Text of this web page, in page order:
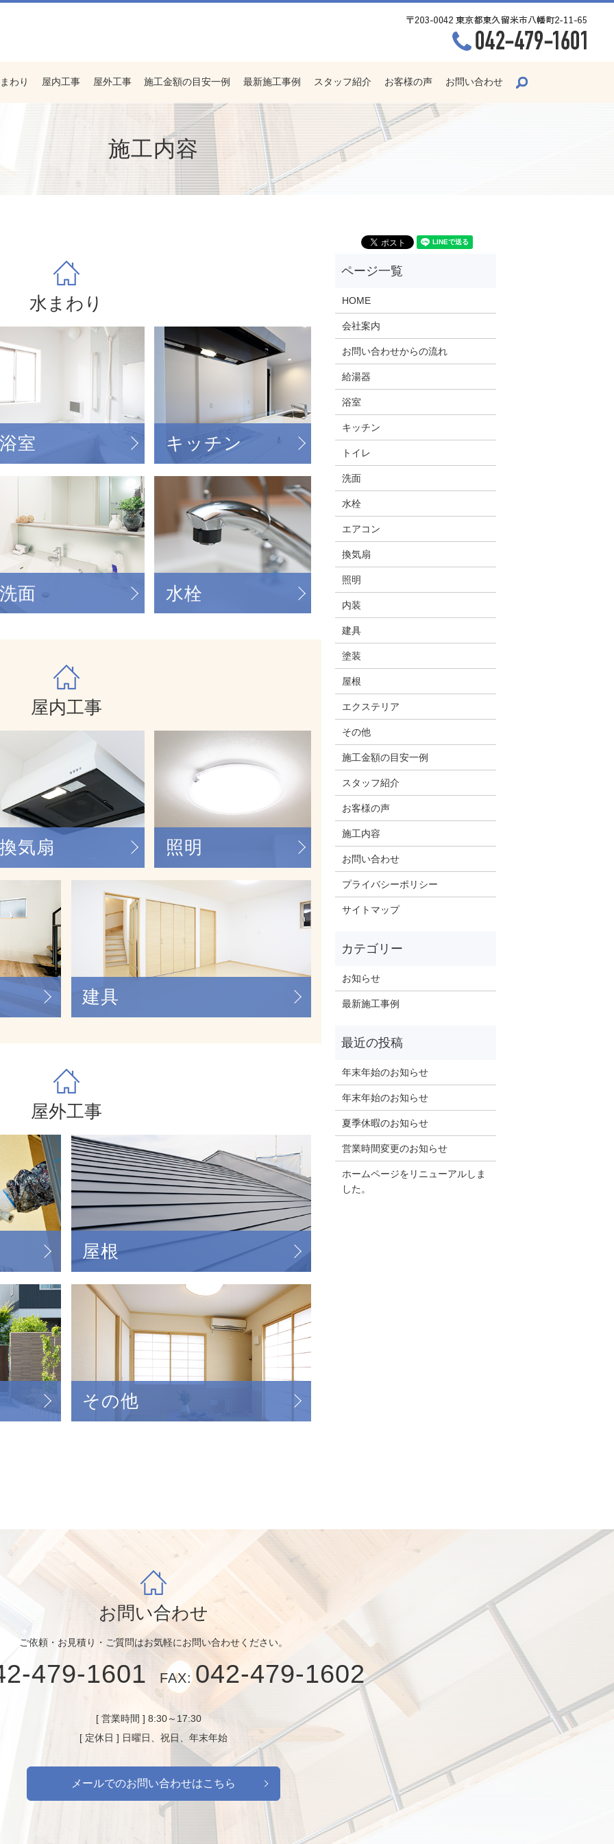
わり 屋内工事 屋外工事 施工金額の目安一例 最新施工事例 スタッフ紹介 お客様の声 お問い合わせ
施工内容
水まわり
室 キッチン
面 水栓
屋内工事
気扇 照明
建具
屋外工事
屋根
その他
HOME
会社案内
お問い合わせからの流れ
給湯器
浴室
キッチン
トイレ
洗面
水栓
エアコン
換気扇
照明
内装
建具
塗装
屋根
エクステリア
その他
施工金額の目安一例
スタッフ紹介
お客様の声
施工内容
お問い合わせ
プライバシーポリシー
サイトマップ
お知らせ
最新施工事例
年末年始のお知らせ
年末年始のお知らせ
夏季休暇のお知らせ
営業時間変更のお知らせ
ホームページをリニューアルしま
した。
お問い合わせ
ご依頼・お見積り・ご質問はお気軽にお問い合わせください。
479-1601 FAX: 042-479-1602
[ 営業時間 ] 8:30～17:30
[ 定休日 ] 日曜日、祝日、年末年始
メールでのお問い合わせはこちら